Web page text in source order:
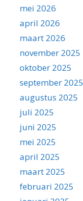
mei 2026
april 2026
maart 2026
november 2025
oktober 2025
september 2025
augustus 2025
juli 2025
juni 2025
mei 2025
april 2025
maart 2025
februari 2025